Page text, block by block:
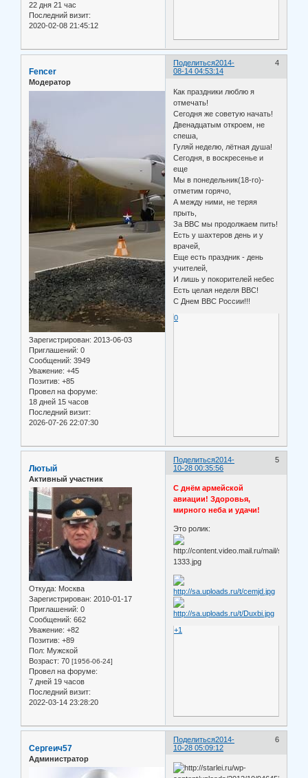
22 дня 21 час
Последний визит:
2020-02-08 21:45:12
Поделиться 4
2014-
08-14 04:53:14
Fencer
Модератор
Зарегистрирован: 2013-06-03
Приглашений: 0
Сообщений: 3949
Уважение: +45
Позитив: +85
Провел на форуме:
18 дней 15 часов
Последний визит:
2026-07-26 22:07:30
Как праздники люблю я
отмечать!
Сегодня же советую начать!
Двенадцатым откроем, не
спеша,
Гуляй неделю, лётная душа!
Сегодня, в воскресенье и
еще
Мы в понедельник(18-го)-
отметим горячо,
А между ними, не теряя
прыть,
За ВВС мы продолжаем пить!
Есть у шахтеров день и у
врачей,
Еще есть праздник - день
учителей,
И лишь у покорителей небес
Есть целая неделя ВВС!
С Днем ВВС России!!!
0
Поделиться 5
2014-
10-28 00:35:56
Лютый
Активный участник
Откуда: Москва
Зарегистрирован: 2010-01-17
Приглашений: 0
Сообщений: 662
Уважение: +82
Позитив: +89
Пол: Мужской
Возраст: 70 [1956-06-24]
Провел на форуме:
7 дней 19 часов
Последний визит:
2022-03-14 23:28:20
С днём армейской
авиации! Здоровья,
мирного неба и удачи!
Это ролик:
+1
Поделиться 6
2014-
10-28 05:09:12
Сергеич57
Администратор